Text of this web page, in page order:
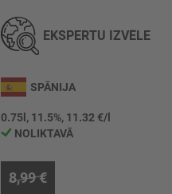
EKSPERTU IZVĒLE
SPĀNIJA
0.75l, 11.5%, 11.32 €/l
NOLIKTAVĀ
8,99 €